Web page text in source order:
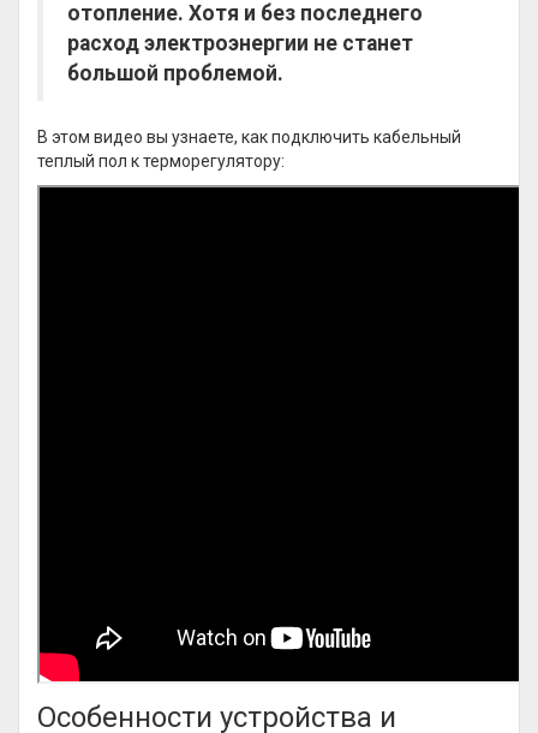
отопление. Хотя и без последнего
расход электроэнергии не станет
большой проблемой.
В этом видео вы узнаете, как подключить кабельный
теплый пол к терморегулятору:
Особенности устройства и